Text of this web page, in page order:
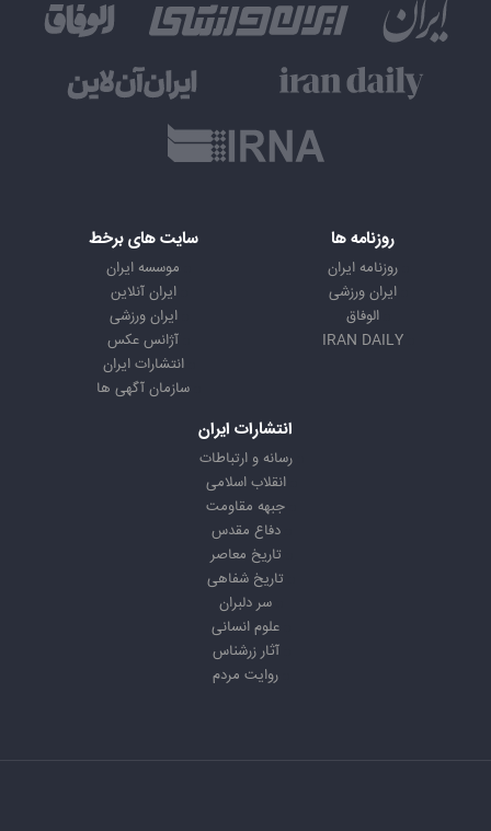
روزنامه ها
روزنامه ایران
ایران ورزشی
الوفاق
IRAN DAILY
سایت های برخط
موسسه ایران
ایران آنلاین
ایران ورزشی
آژانس عکس
انتشارات ایران
سازمان آگهی ها
انتشارات ایران
رسانه و ارتباطات
انقلاب اسلامی
جبهه مقاومت
دفاع مقدس
تاریخ معاصر
تاریخ شفاهی
سر دلبران
علوم انسانی
آثار زرشناس
روایت مردم